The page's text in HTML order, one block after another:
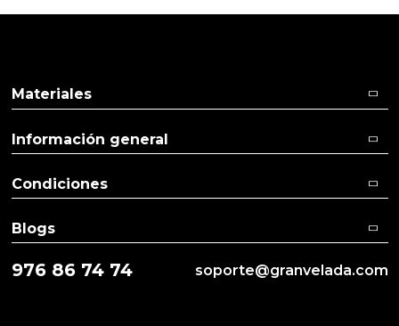
976 86 74 74 soporte@granvelada.com
Materiales
Información general
Condiciones
Blogs